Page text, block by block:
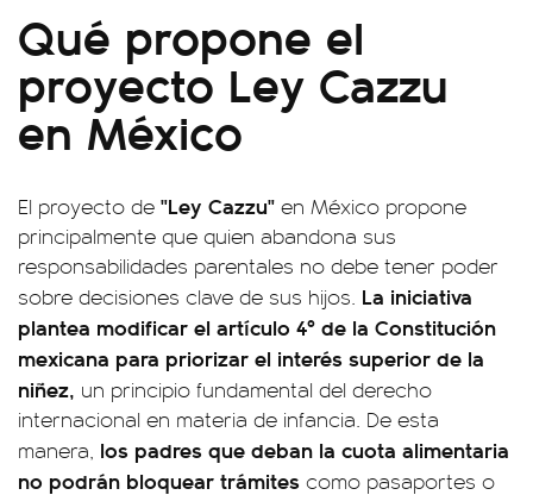
Qué propone el
proyecto Ley Cazzu
en México
El proyecto de "Ley Cazzu" en México propone
principalmente que quien abandona sus
responsabilidades parentales no debe tener poder
sobre decisiones clave de sus hijos. La iniciativa
plantea modificar el artículo 4º de la Constitución
mexicana para priorizar el interés superior de la
niñez, un principio fundamental del derecho
internacional en materia de infancia. De esta
manera, los padres que deban la cuota alimentaria
no podrán bloquear trámites como pasaportes o